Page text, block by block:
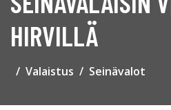
HIRVILLÄ
Valaistus Seinävalot